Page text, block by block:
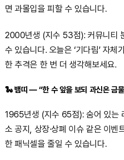
면 과몰입을 피할 수 있습니다.
2000년생 (지수 53점): 커뮤니티
수 있습니다. 오늘은 ‘기다림’ 자체
한 추격은 한 번 더 생각해보세요.
🐍 뱀띠 — “한 수 앞을 보되 과신은 금
1965년생 (지수 65점): 숨어 있는
소 공지, 상장·상폐 이슈 같은 이벤
한 패닉셀을 줄일 수 있습니다.